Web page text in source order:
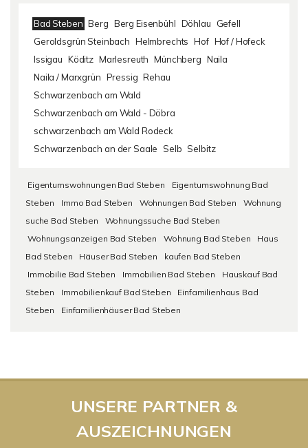
Bad Steben Berg Berg Eisenbühl Döhlau
Gefell
Geroldsgrün Steinbach Helmbrechts Hof Hof / Hofeck
Issigau Köditz Marlesreuth Münchberg Naila
Naila / Marxgrün Pressig Rehau
Schwarzenbach am Wald
Schwarzenbach am Wald - Döbra
schwarzenbach am Wald Rodeck
Schwarzenbach an der Saale Selb Selbitz
Eigentumswohnungen Bad Steben
Eigentumswohnung Bad
Steben
Immo Bad Steben Wohnungen Bad Steben
Wohnung
suche Bad Steben
Wohnungssuche Bad Steben
Wohnungsanzeigen Bad Steben
Wohnung Bad Steben
Haus
Bad Steben
Häuser Bad Steben
kaufen Bad Steben
Immobilie Bad Steben
Immobilien Bad Steben
Hauskauf Bad
Steben
Immobilienkauf Bad Steben
Einfamilienhaus Bad
Steben
Einfamilienhäuser Bad Steben
UNSERE PARTNER &
AUSZEICHNUNGEN